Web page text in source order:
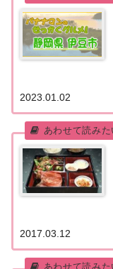
2023.01.02
2017.03.12